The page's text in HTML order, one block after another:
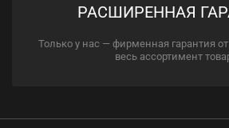
РАСШИРЕННАЯ
Только у нас — фирменная гарантия
весь ассортимент